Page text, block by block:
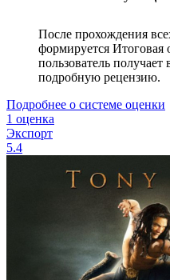
После прохождения
формируется Итоговая
пользователь
подробную рецензию.
Подробнее о системе оценки
1 оценка
Экспорт
5.4